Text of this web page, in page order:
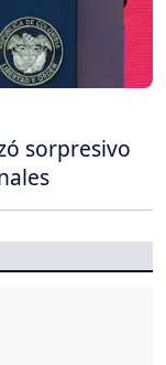
sorpresivo